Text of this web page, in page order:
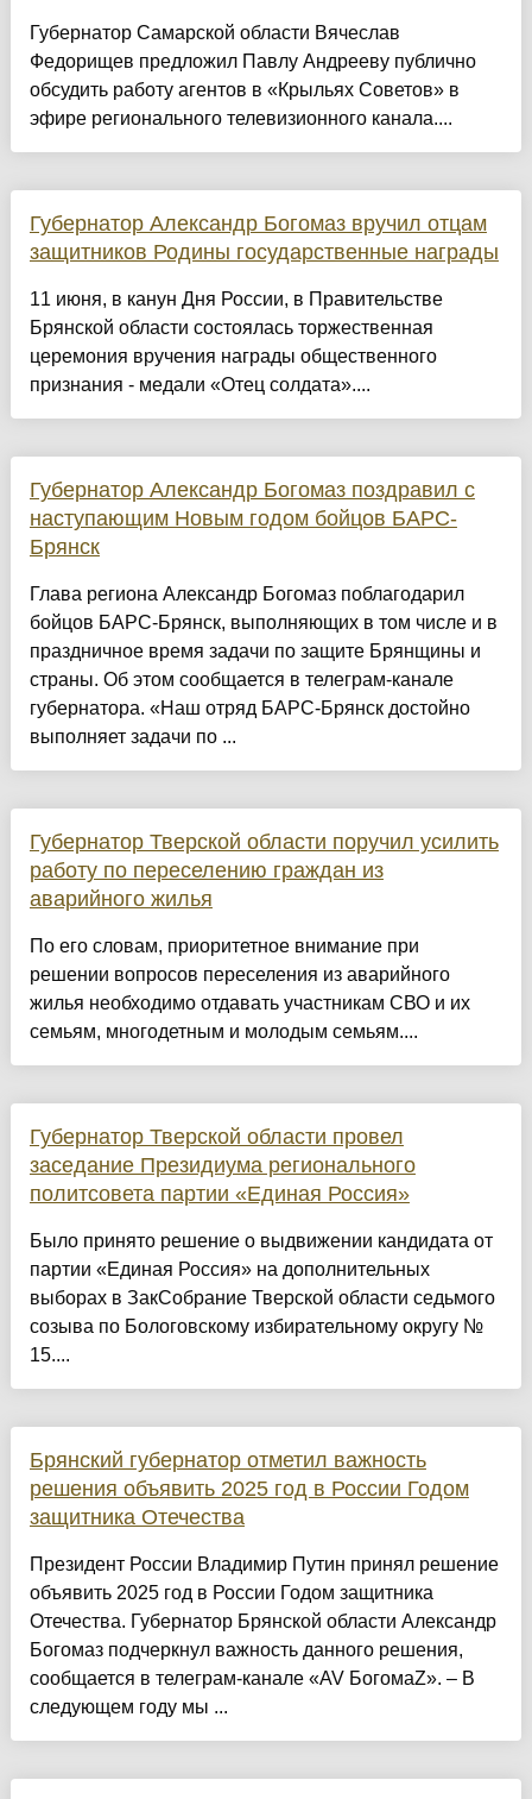
Губернатор Самарской области Вячеслав
Федорищев предложил Павлу Андрееву публично
обсудить работу агентов в «Крыльях Советов» в
эфире регионального телевизионного канала....
Губернатор Александр Богомаз вручил отцам
защитников Родины государственные награды
11 июня, в канун Дня России, в Правительстве
Брянской области состоялась торжественная
церемония вручения награды общественного
признания - медали «Отец солдата»....
Губернатор Александр Богомаз поздравил с
наступающим Новым годом бойцов БАРС-
Брянск
Глава региона Александр Богомаз поблагодарил
бойцов БАРС-Брянск, выполняющих в том числе и в
праздничное время задачи по защите Брянщины и
страны. Об этом сообщается в телеграм-канале
губернатора. «Наш отряд БАРС-Брянск достойно
выполняет задачи по ...
Губернатор Тверской области поручил усилить
работу по переселению граждан из
аварийного жилья
По его словам, приоритетное внимание при
решении вопросов переселения из аварийного
жилья необходимо отдавать участникам СВО и их
семьям, многодетным и молодым семьям....
Губернатор Тверской области провел
заседание Президиума регионального
политсовета партии «Единая Россия»
Было принято решение о выдвижении кандидата от
партии «Единая Россия» на дополнительных
выборах в ЗакСобрание Тверской области седьмого
созыва по Бологовскому избирательному округу №
15....
Брянский губернатор отметил важность
решения объявить 2025 год в России Годом
защитника Отечества
Президент России Владимир Путин принял решение
объявить 2025 год в России Годом защитника
Отечества. Губернатор Брянской области Александр
Богомаз подчеркнул важность данного решения,
сообщается в телеграм-канале «AV БогомаZ». – В
следующем году мы ...